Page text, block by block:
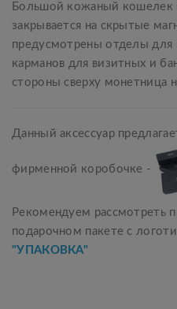
Большой кожаный кошелек
закрывается на скрытые
предусмотрены отделы
карманов для визитных и
стороны сверху монетница
Данный аксессуар
фирменной коробочке -
Рекомендуем рассмотреть
подарочном пакете с
"УПАКОВКА"